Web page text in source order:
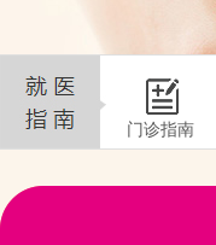
门诊指南